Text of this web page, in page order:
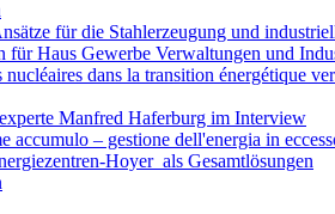
für die Stahlerzeugung und
für Haus Gewerbe Verwaltungen und
dans la transition énergétique
Manfred Haferburg im Interview
accumulo – gestione dell'energia in
Hoyer als Gesamtlösungen